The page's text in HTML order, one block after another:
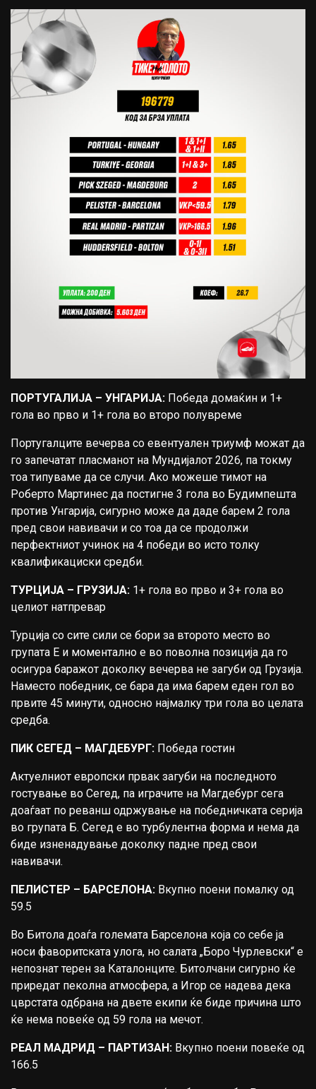
ПОРТУГАЛИЈА – УНГАРИЈА: Победа домаќин и 1+
гола во прво и 1+ гола во второ полувреме
Португалците вечерва со евентуален триумф можат да
го запечатат пласманот на Мундијалот 2026, па токму
тоа типуваме да се случи. Ако можеше тимот на
Роберто Мартинес да постигне 3 гола во Будимпешта
против Унгарија, сигурно може да даде барем 2 гола
пред свои навивачи и со тоа да се продолжи
перфектниот учинок на 4 победи во исто толку
квалификациски средби.
ТУРЦИЈА – ГРУЗИЈА: 1+ гола во прво и 3+ гола во
целиот натпревар
Турција со сите сили се бори за второто место во
групата Е и моментално е во поволна позиција да го
осигура баражот доколку вечерва не загуби од Грузија.
Наместо победник, се бара да има барем еден гол во
првите 45 минути, односно најмалку три гола во целата
средба.
ПИК СЕГЕД – МАГДЕБУРГ: Победа гостин
Актуелниот европски првак загуби на последното
гостување во Сегед, па играчите на Магдебург сега
доаѓаат по реванш одржување на победничката серија
во групата Б. Сегед е во турбулентна форма и нема да
биде изненадување доколку падне пред свои
навивачи.
ПЕЛИСТЕР – БАРСЕЛОНА: Вкупно поени помалку од
59.5
Во Битола доаѓа големата Барселона која со себе ја
носи фаворитската улога, но салата „Боро Чурлевски“ е
непознат терен за Каталонците. Битолчани сигурно ќе
приредат пеколна атмосфера, а Игор се надева дека
цврстата одбрана на двете екипи ќе биде причина што
ќе нема повеќе од 59 гола на мечот.
РЕАЛ МАДРИД – ПАРТИЗАН: Вкупно поени повеќе од
166.5